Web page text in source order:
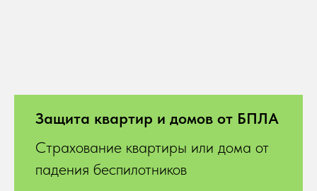
Защита квартир и домов от БПЛА
Страхование квартиры или дома от
падения беспилотников